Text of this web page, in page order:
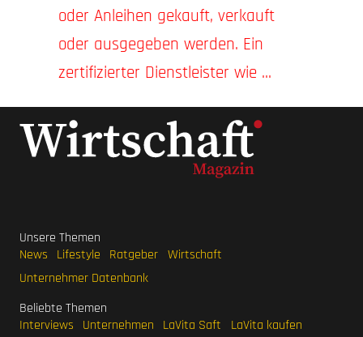
oder Anleihen gekauft, verkauft
oder ausgegeben werden. Ein
zertifizierter Dienstleister wie ...
Unsere Themen
News
Lifestyle Ratgeber Wirtschaft
Unternehmer Datenbank
Beliebte Themen
Interviews
Unternehmen LaVita Saft LaVita kaufen